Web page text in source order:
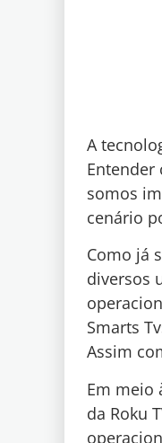
A
Entender
somos
cenário
Como já
diversos
Smarts
Assim
Em meio
da Roku